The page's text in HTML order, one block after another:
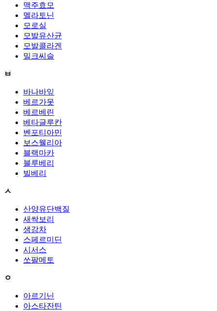
맥주효모
멜라토닌
모로실
모발유산균
모발콜라겐
밀크씨슬
ㅂ
바나바잎
베르가못
베르베린
베타글루칸
벤포티아민
보스웰리아
블랙마카
블루베리
빌베리
ㅅ
산양유단백질
새싹보리
생강차
스페르미딘
시서스
쏘팔메토
ㅇ
아르기닌
아스타잔틴